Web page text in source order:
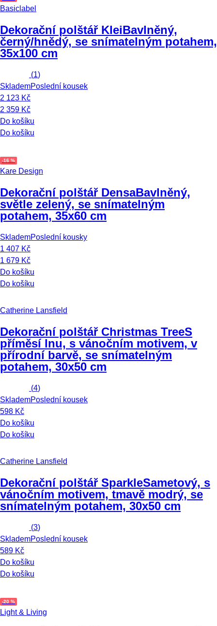
Basiclabel
Dekorační polštář KleiBavlněný,
černý/hnědý, se snímatelným potahem,
35x100 cm
(1)
SklademPoslední kousek
2 123 Kč
2 359 Kč
Do košíku
Do košíku
-16 %
Kare Design
Dekorační polštář DensaBavlněný,
světle zelený, se snímatelným
potahem, 35x60 cm
SklademPoslední kousky
1 407 Kč
1 679 Kč
Do košíku
Do košíku
Catherine Lansfield
Dekorační polštář Christmas TreeS
příměsí lnu, s vánočním motivem, v
přírodní barvě, se snímatelným
potahem, 30x50 cm
(4)
SklademPoslední kousek
598 Kč
Do košíku
Do košíku
Catherine Lansfield
Dekorační polštář SparkleSametový, s
vánočním motivem, tmavě modrý, se
snímatelným potahem, 30x50 cm
(3)
SklademPoslední kousek
589 Kč
Do košíku
Do košíku
-20 %
Light & Living